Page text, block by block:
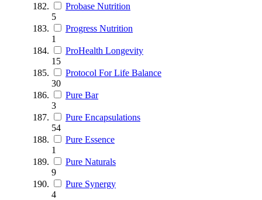
Probase Nutrition
5
Progress Nutrition
1
ProHealth Longevity
15
Protocol For Life Balance
30
Pure Bar
3
Pure Encapsulations
54
Pure Essence
1
Pure Naturals
9
Pure Synergy
4